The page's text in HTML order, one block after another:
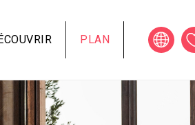
PLAN